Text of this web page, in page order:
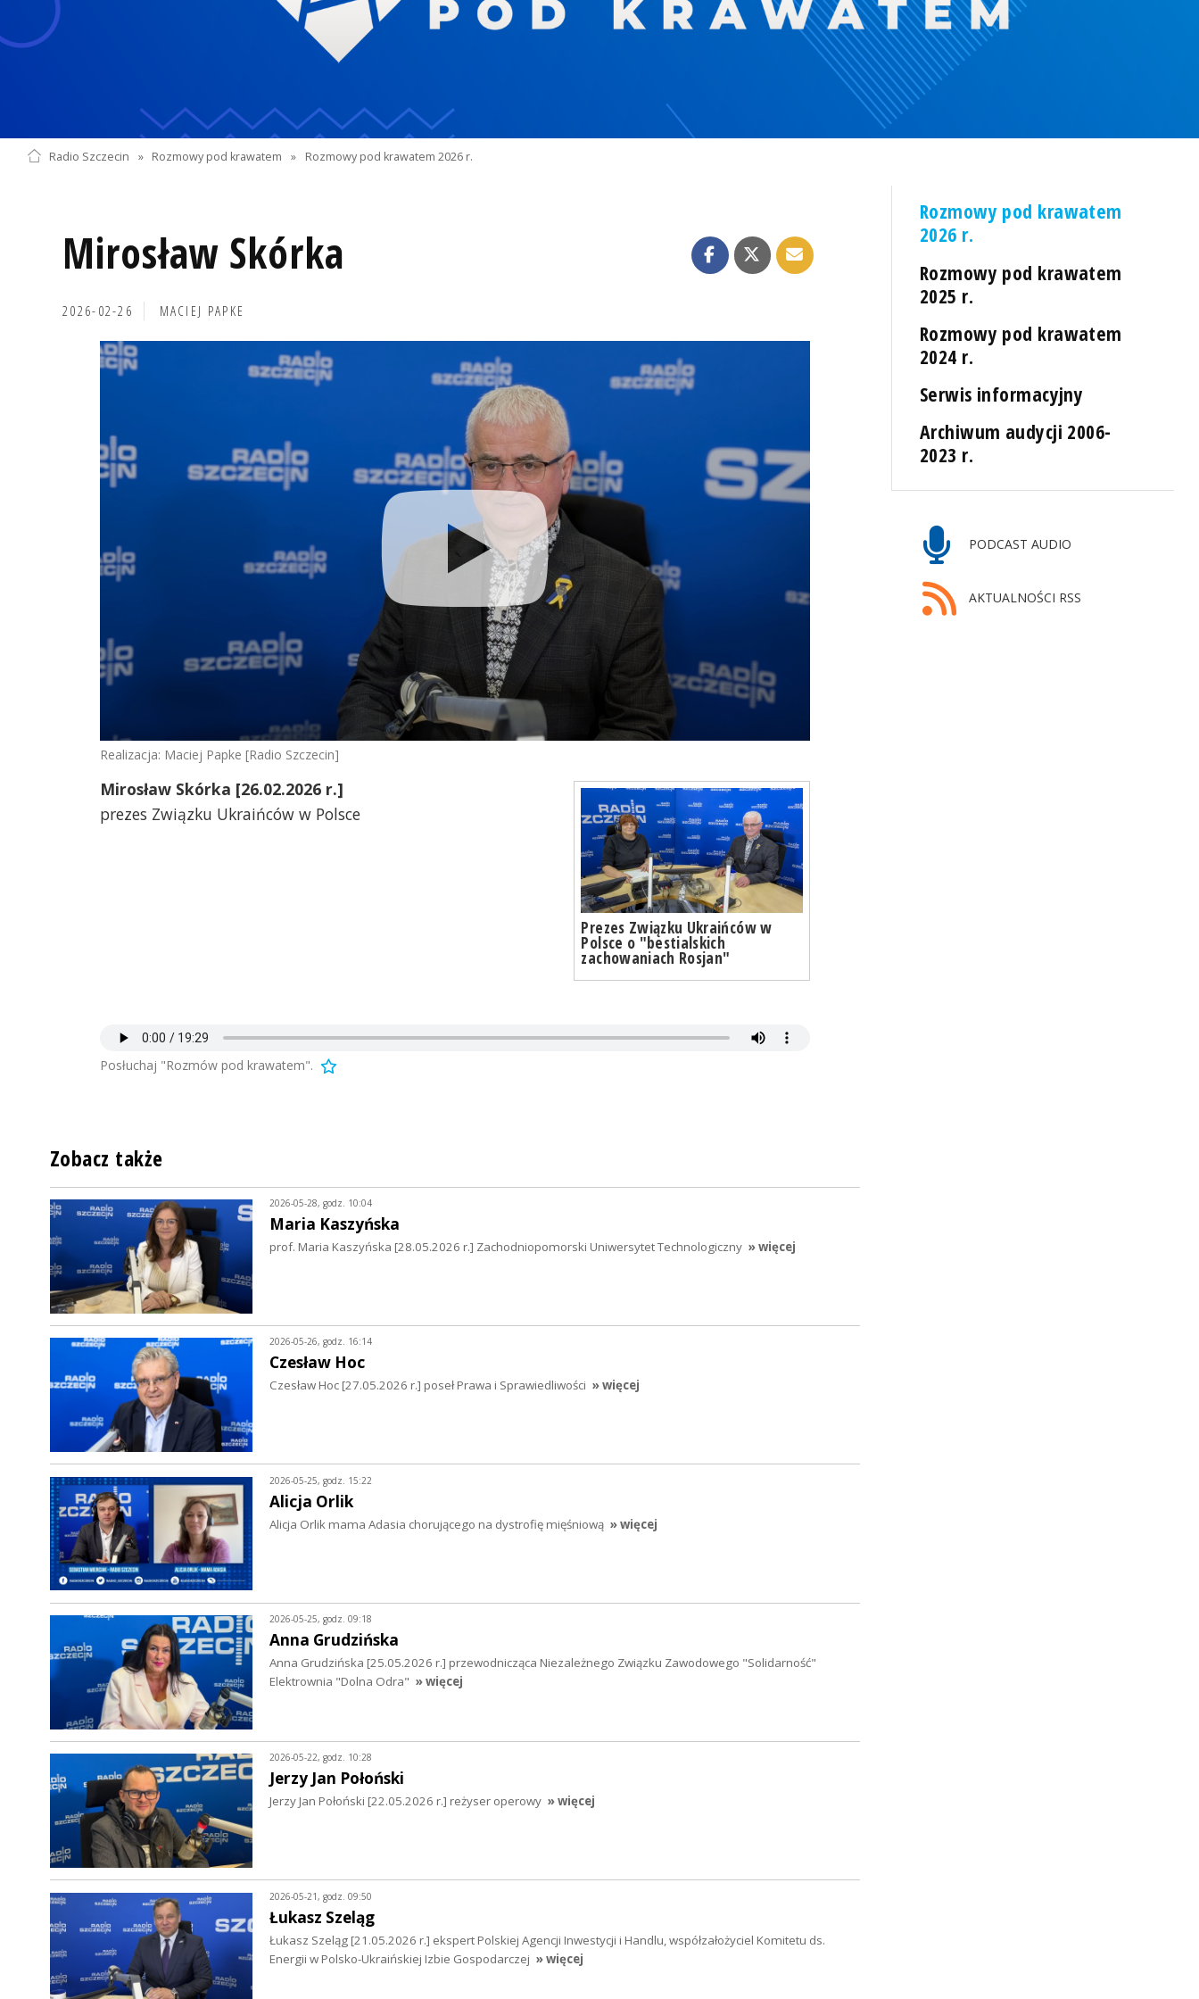
Radio Szczecin » Rozmowy pod krawatem » Rozmowy pod krawatem 2026 r.
Mirosław Skórka
2026-02-26 MACIEJ PAPKE
Realizacja: Maciej Papke [Radio Szczecin]
Prezes Związku Ukraińców w
Polsce o "bestialskich
zachowaniach Rosjan"
Mirosław Skórka [26.02.2026 r.]
prezes Związku Ukraińców w Polsce
Posłuchaj "Rozmów pod krawatem".
Rozmowy pod krawatem
2026 r.
Rozmowy pod krawatem
2025 r.
Rozmowy pod krawatem
2024 r.
Serwis informacyjny
Archiwum audycji 2006-
2023 r.
PODCAST AUDIO
AKTUALNOŚCI RSS
Zobacz także
2026-05-28, godz. 10:04
Maria Kaszyńska
prof. Maria Kaszyńska [28.05.2026 r.] Zachodniopomorski Uniwersytet Technologiczny » więcej
2026-05-26, godz. 16:14
Czesław Hoc
Czesław Hoc [27.05.2026 r.] poseł Prawa i Sprawiedliwości » więcej
2026-05-25, godz. 15:22
Alicja Orlik
Alicja Orlik mama Adasia chorującego na dystrofię mięśniową » więcej
2026-05-25, godz. 09:18
Anna Grudzińska
Anna Grudzińska [25.05.2026 r.] przewodnicząca Niezależnego Związku Zawodowego "Solidarność"
Elektrownia "Dolna Odra" » więcej
2026-05-22, godz. 10:28
Jerzy Jan Połoński
Jerzy Jan Połoński [22.05.2026 r.] reżyser operowy » więcej
2026-05-21, godz. 09:50
Łukasz Szeląg
Łukasz Szeląg [21.05.2026 r.] ekspert Polskiej Agencji Inwestycji i Handlu, współzałożyciel Komitetu ds.
Energii w Polsko-Ukraińskiej Izbie Gospodarczej » więcej